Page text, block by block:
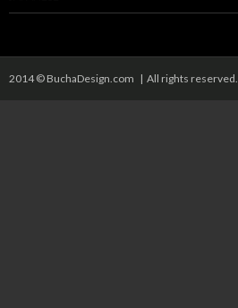
2014 © BuchaDesign.com | All rights reserved.